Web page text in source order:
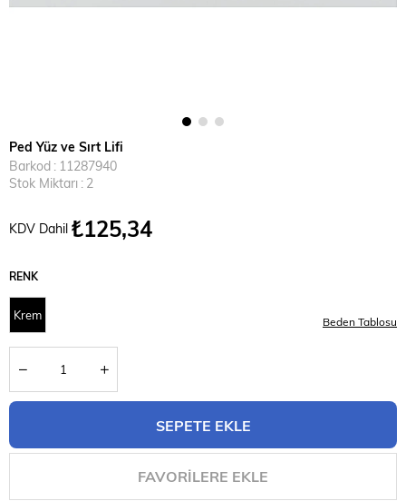
Ped Yüz ve Sırt Lifi
Barkod : 11287940
Stok Miktarı : 2
KDV Dahil ₺125,34
RENK
Krem Beden Tablosu
FAVORILERE EKLE